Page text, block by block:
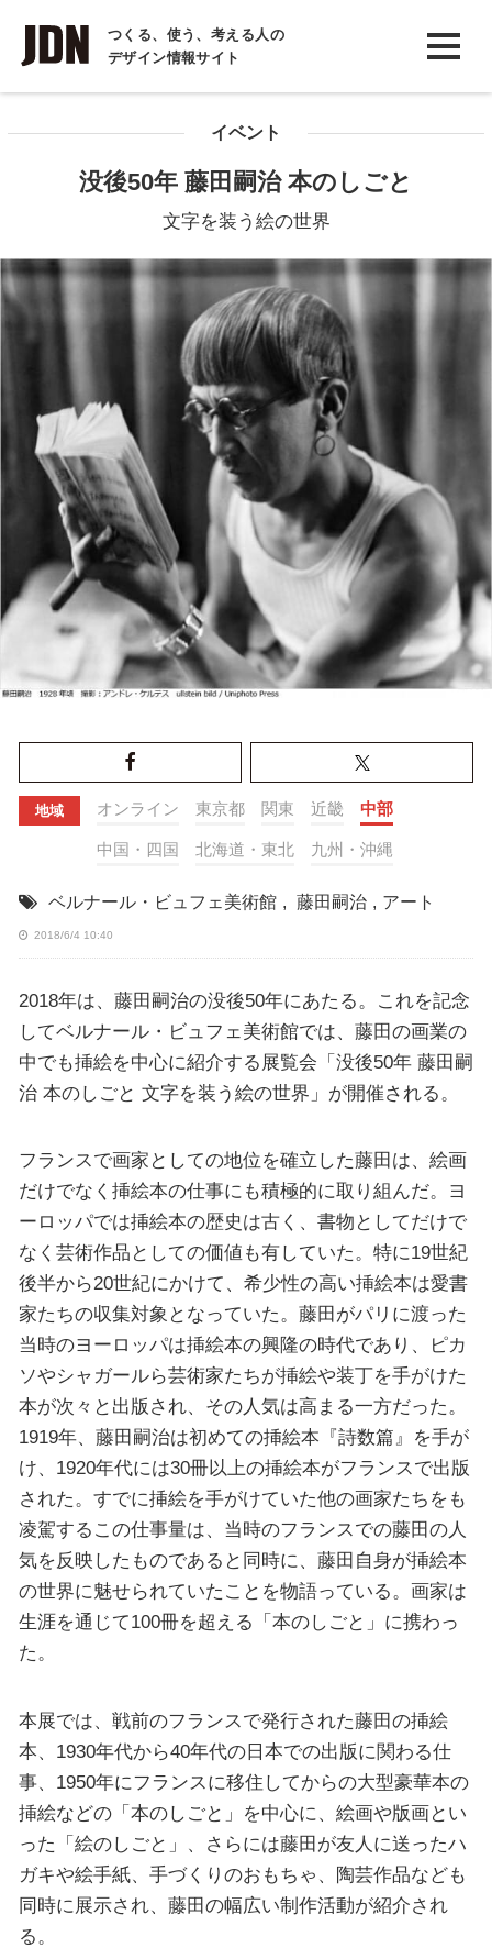
つくる、使う、考える人の
デザイン情報サイト
INTERVIEW
インタビュー
COLUMN
イベント
没後50年 藤田嗣治 本のしごと
文字を装う絵の世界
地域 オンライン 東京都 関東 近畿 中部
中国・四国 北海道・東北 九州・沖縄
ベルナール・ビュフェ美術館 , 藤田嗣治 , アート
2018/6/4 10:40
2018年は、藤田嗣治の没後50年にあたる。これを記念
してベルナール・ビュフェ美術館では、藤田の画業の
中でも挿絵を中心に紹介する展覧会「没後50年 藤田嗣
治 本のしごと 文字を装う絵の世界」が開催される。
フランスで画家としての地位を確立した藤田は、絵画
だけでなく挿絵本の仕事にも積極的に取り組んだ。ヨ
ーロッパでは挿絵本の歴史は古く、書物としてだけで
なく芸術作品としての価値も有していた。特に19世紀
後半から20世紀にかけて、希少性の高い挿絵本は愛書
家たちの収集対象となっていた。藤田がパリに渡った
当時のヨーロッパは挿絵本の興隆の時代であり、ピカ
ソやシャガールら芸術家たちが挿絵や装丁を手がけた
本が次々と出版され、その人気は高まる一方だった。
1919年、藤田嗣治は初めての挿絵本『詩数篇』を手が
け、1920年代には30冊以上の挿絵本がフランスで出版
された。すでに挿絵を手がけていた他の画家たちをも
凌駕するこの仕事量は、当時のフランスでの藤田の人
気を反映したものであると同時に、藤田自身が挿絵本
の世界に魅せられていたことを物語っている。画家は
生涯を通じて100冊を超える「本のしごと」に携わっ
た。
本展では、戦前のフランスで発行された藤田の挿絵
本、1930年代から40年代の日本での出版に関わる仕
事、1950年にフランスに移住してからの大型豪華本の
挿絵などの「本のしごと」を中心に、絵画や版画とい
った「絵のしごと」、さらには藤田が友人に送ったハ
ガキや絵手紙、手づくりのおもちゃ、陶芸作品なども
同時に展示され、藤田の幅広い制作活動が紹介され
る。